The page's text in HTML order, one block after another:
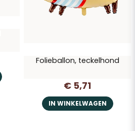
Folieballon, teckelhond
€ 5,71
IN WINKELWAGEN